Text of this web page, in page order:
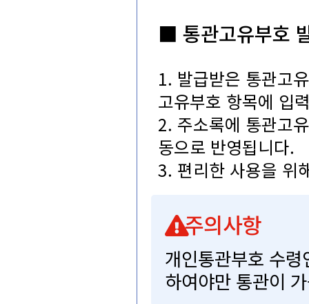
■통관고유부호
1.발급받은통관고
고유부호항목에입
2.주소록에통관고
동으로반영됩니다.
3.편리한사용을위
주의사항
개인통관부호수
하여야만통관이